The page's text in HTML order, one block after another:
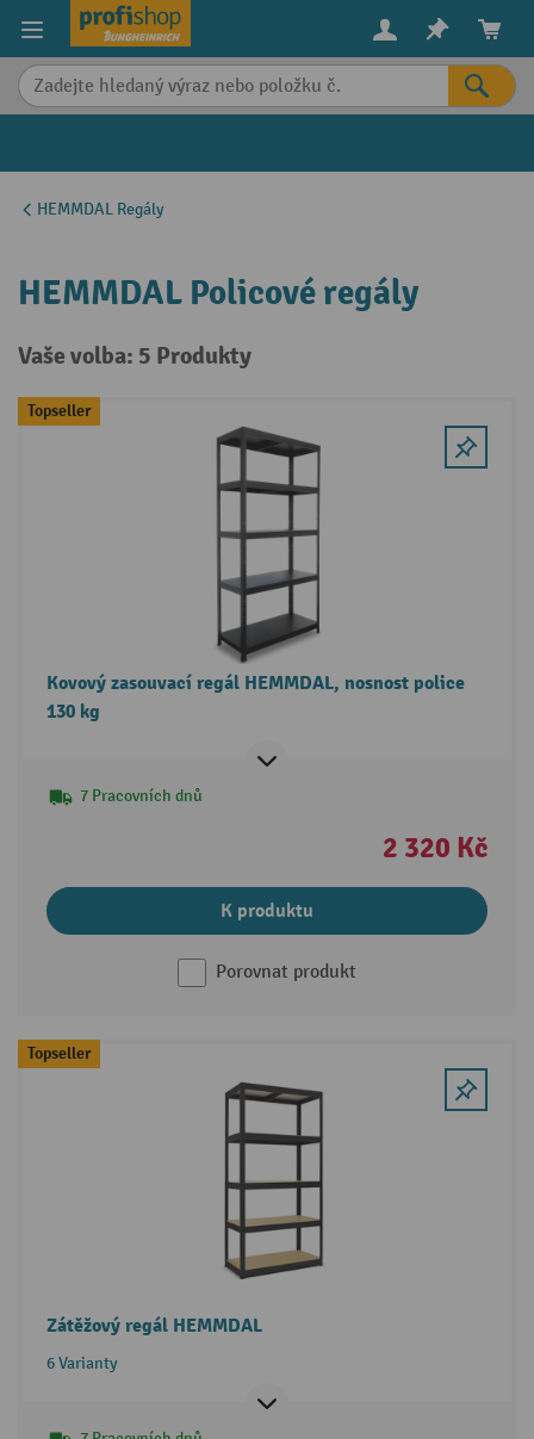
content
HEMMDAL Regály
HEMMDAL Policové regály
Vaše volba: 5 Produkty
Topseller
Kovový zasouvací regál HEMMDAL, nosnost police
130 kg
7 Pracovních dnů
2 320 Kč
K produktu
Porovnat produkt
Topseller
Zátěžový regál HEMMDAL
6 Varianty